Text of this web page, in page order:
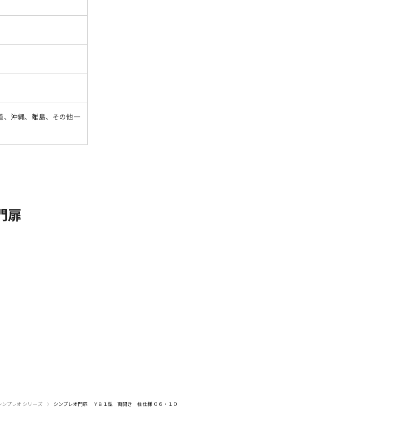
沖縄、離島、その他一
扉
ンプレオ シリーズ › シンプレオ門扉 ＹＢ１型 両開き 柱仕様 ０６・１０